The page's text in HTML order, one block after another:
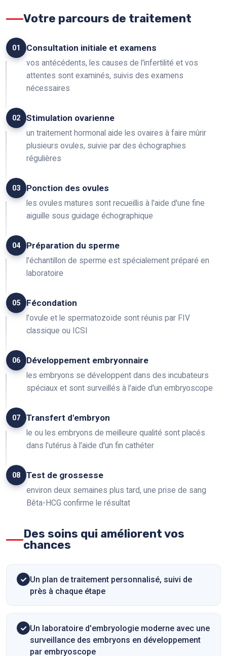
Votre parcours de traitement
01 Consultation initiale et examens
vos antécédents, les causes de l'infertilité et vos
attentes sont examinés, suivis des examens
nécessaires
02 Stimulation ovarienne
un traitement hormonal aide les ovaires à faire mûrir
plusieurs ovules, suivie par des échographies
régulières
03 Ponction des ovules
les ovules matures sont recueillis à l'aide d'une fine
aiguille sous guidage échographique
04 Préparation du sperme
l'échantillon de sperme est spécialement préparé en
laboratoire
05 Fécondation
l'ovule et le spermatozoïde sont réunis par FIV
classique ou ICSI
06 Développement embryonnaire
les embryons se développent dans des incubateurs
spéciaux et sont surveillés à l'aide d'un embryoscope
07 Transfert d'embryon
le ou les embryons de meilleure qualité sont placés
dans l'utérus à l'aide d'un fin cathéter
08 Test de grossesse
environ deux semaines plus tard, une prise de sang
Bêta-HCG confirme le résultat
Des soins qui améliorent vos
chances
Un plan de traitement personnalisé, suivi de
près à chaque étape
Un laboratoire d'embryologie moderne avec une
surveillance des embryons en développement
par embryoscope